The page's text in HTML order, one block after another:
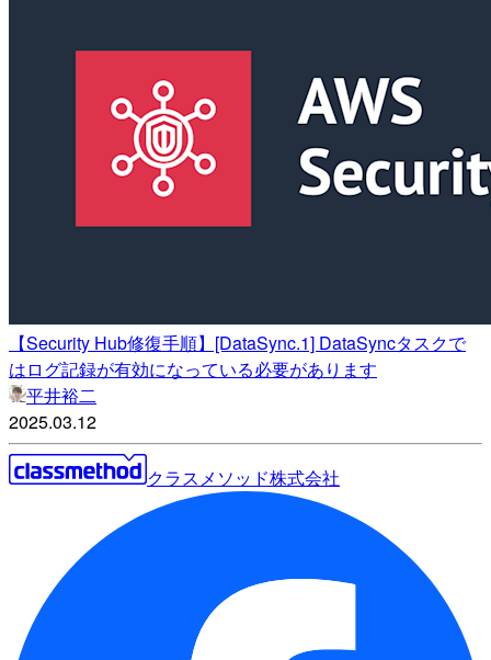
【Security Hub修復手順】[DataSync.1] DataSyncタスクで
はログ記録が有効になっている必要があります
平井裕二
2025.03.12
クラスメソッド株式会社